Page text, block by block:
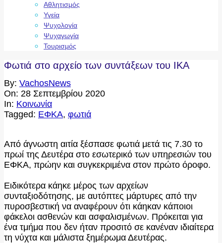
Αθλητισμός
Υγεία
Ψυχολογία
Ψυχαγωγία
Τουρισμός
Φωτιά στο αρχείο των συντάξεων του ΙΚΑ
By: VachosNews
On: 28 Σεπτεμβρίου 2020
In: Κοινωνία
Tagged: ΕΦΚΑ, φωτιά
Από άγνωστη αιτία ξέσπασε φωτιά μετά τις 7.30 το
πρωί της Δευτέρα στο εσωτερικό των υπηρεσιών του
ΕΦΚΑ, πρώην και συγκεκριμένα στον πρώτο όροφο.
Ειδικότερα κάηκε μέρος των αρχείων
συνταξιοδότησης, με αυτόπτες μάρτυρες από την
πυροσβεστική να αναφέρουν ότι κάηκαν κάποιοι
φάκελοι ασθενών και ασφαλισμένων. Πρόκειται για
ένα τμήμα που δεν ήταν προσιτό σε κανέναν ιδιαίτερα
τη νύχτα και μάλιστα ξημέρωμα Δευτέρας.